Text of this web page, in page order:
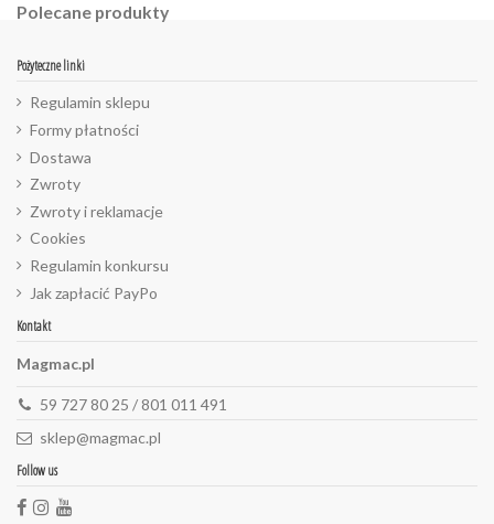
Polecane produkty
Pożyteczne linki
Regulamin sklepu
Formy płatności
Dostawa
Zwroty
Zwroty i reklamacje
Cookies
Regulamin konkursu
Jak zapłacić PayPo
Kontakt
Magmac.pl
59 727 80 25 / 801 011 491
sklep@magmac.pl
Follow us